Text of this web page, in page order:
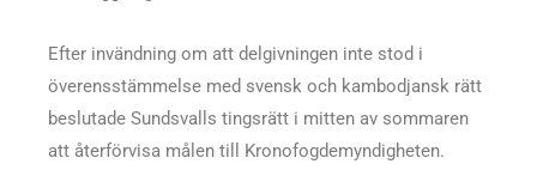
Efter invändning om att delgivningen inte stod i
överensstämmelse med svensk och kambodjansk rätt
beslutade Sundsvalls tingsrätt i mitten av sommaren
att återförvisa målen till Kronofogdemyndigheten.